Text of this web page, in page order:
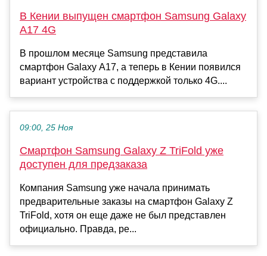
В Кении выпущен смартфон Samsung Galaxy
A17 4G
В прошлом месяце Samsung представила
смартфон Galaxy A17, а теперь в Кении появился
вариант устройства с поддержкой только 4G....
09:00, 25 Ноя
Смартфон Samsung Galaxy Z TriFold уже
доступен для предзаказа
Компания Samsung уже начала принимать
предварительные заказы на смартфон Galaxy Z
TriFold, хотя он еще даже не был представлен
официально. Правда, ре...